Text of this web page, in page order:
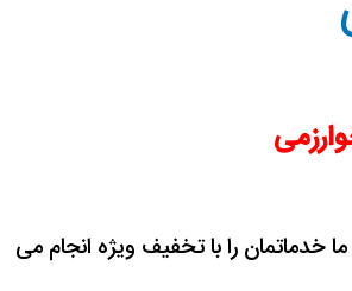
خدماتمان را با تخفیف ویژه انجام می